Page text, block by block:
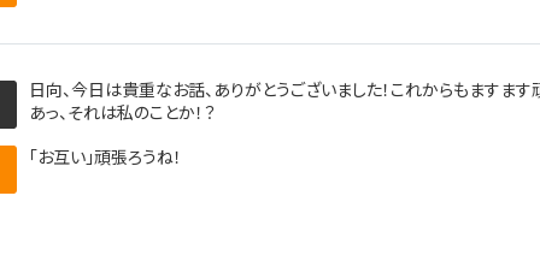
日向、今日は貴重なお話、ありがとうございました！これからもますます
あっ、それは私のことか！？
｢お互い｣頑張ろうね！